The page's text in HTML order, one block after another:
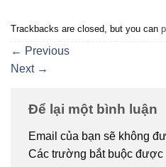
Trackbacks are closed, but you can
← Previous
Next →
Để lại một bình luận
Email của bạn sẽ không
Các trường bắt buộc được